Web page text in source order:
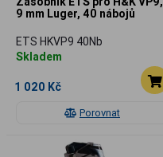
Porovnat
9 mm Luger, 40 nábojů
ETS HKVP9 40Nb
Skladem
1 020 Kč